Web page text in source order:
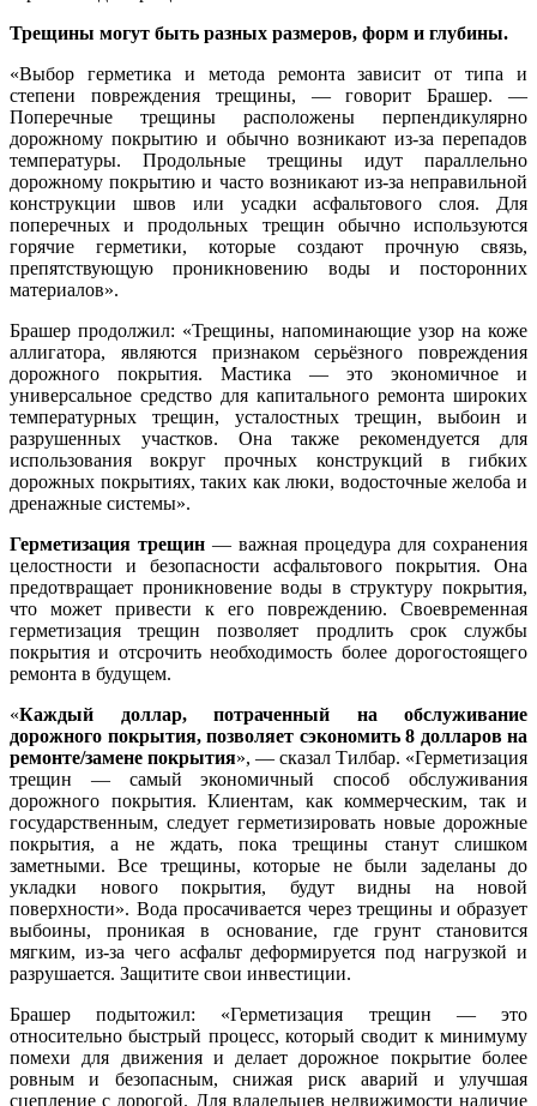
Трещины могут быть разных размеров, форм и глубины.
«Выбор герметика и метода ремонта зависит от типа и
степени повреждения трещины, — говорит Брашер. —
Поперечные трещины расположены перпендикулярно
дорожному покрытию и обычно возникают из-за перепадов
температуры. Продольные трещины идут параллельно
дорожному покрытию и часто возникают из-за неправильной
конструкции швов или усадки асфальтового слоя. Для
поперечных и продольных трещин обычно используются
горячие герметики, которые создают прочную связь,
препятствующую проникновению воды и посторонних
материалов».
Брашер продолжил: «Трещины, напоминающие узор на коже
аллигатора, являются признаком серьёзного повреждения
дорожного покрытия. Мастика — это экономичное и
универсальное средство для капитального ремонта широких
температурных трещин, усталостных трещин, выбоин и
разрушенных участков. Она также рекомендуется для
использования вокруг прочных конструкций в гибких
дорожных покрытиях, таких как люки, водосточные желоба и
дренажные системы».
Герметизация трещин — важная процедура для сохранения
целостности и безопасности асфальтового покрытия. Она
предотвращает проникновение воды в структуру покрытия,
что может привести к его повреждению. Своевременная
герметизация трещин позволяет продлить срок службы
покрытия и отсрочить необходимость более дорогостоящего
ремонта в будущем.
«Каждый доллар, потраченный на обслуживание
дорожного покрытия, позволяет сэкономить 8 долларов на
ремонте/замене покрытия», — сказал Тилбар. «Герметизация
трещин — самый экономичный способ обслуживания
дорожного покрытия. Клиентам, как коммерческим, так и
государственным, следует герметизировать новые дорожные
покрытия, а не ждать, пока трещины станут слишком
заметными. Все трещины, которые не были заделаны до
укладки нового покрытия, будут видны на новой
поверхности». Вода просачивается через трещины и образует
выбоины, проникая в основание, где грунт становится
мягким, из-за чего асфальт деформируется под нагрузкой и
разрушается. Защитите свои инвестиции.
Брашер подытожил: «Герметизация трещин — это
относительно быстрый процесс, который сводит к минимуму
помехи для движения и делает дорожное покрытие более
ровным и безопасным, снижая риск аварий и улучшая
сцепление с дорогой. Для владельцев недвижимости наличие